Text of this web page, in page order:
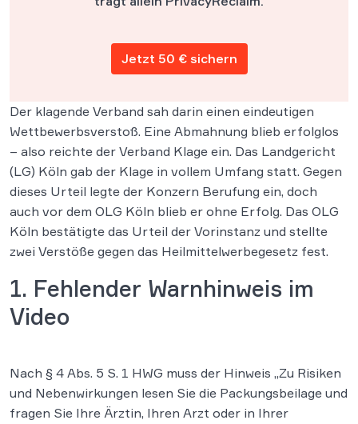
Jetzt 50 € sichern
Der klagende Verband sah darin einen eindeutigen
Wettbewerbsverstoß. Eine Abmahnung blieb erfolglos
– also reichte der Verband Klage ein. Das Landgericht
(LG) Köln gab der Klage in vollem Umfang statt. Gegen
dieses Urteil legte der Konzern Berufung ein, doch
auch vor dem OLG Köln blieb er ohne Erfolg. Das OLG
Köln bestätigte das Urteil der Vorinstanz und stellte
zwei Verstöße gegen das Heilmittelwerbegesetz fest.
1. Fehlender Warnhinweis im
Video
Nach § 4 Abs. 5 S. 1 HWG muss der Hinweis „Zu Risiken
und Nebenwirkungen lesen Sie die Packungsbeilage und
fragen Sie Ihre Ärztin, Ihren Arzt oder in Ihrer